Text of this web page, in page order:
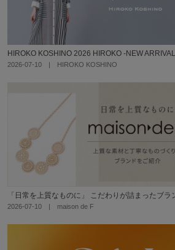
HIROKO KOSHINO 2026 HIROKO -NEW
2026-07-10 | HIROKO KOSHINO
「日常を上質なものに」 こだわりが詰まったブラ
2026-07-10 | maison de F